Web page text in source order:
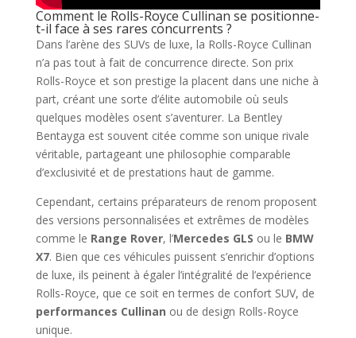
Comment le Rolls-Royce Cullinan se positionne-
t-il face à ses rares concurrents ?
Dans l’arène des SUVs de luxe, la Rolls-Royce Cullinan
n’a pas tout à fait de concurrence directe. Son prix
Rolls-Royce et son prestige la placent dans une niche à
part, créant une sorte d’élite automobile où seuls
quelques modèles osent s’aventurer. La Bentley
Bentayga est souvent citée comme son unique rivale
véritable, partageant une philosophie comparable
d’exclusivité et de prestations haut de gamme.
Cependant, certains préparateurs de renom proposent
des versions personnalisées et extrêmes de modèles
comme le Range Rover, l’Mercedes GLS ou le BMW
X7. Bien que ces véhicules puissent s’enrichir d’options
de luxe, ils peinent à égaler l’intégralité de l’expérience
Rolls-Royce, que ce soit en termes de confort SUV, de
performances Cullinan ou de design Rolls-Royce
unique.